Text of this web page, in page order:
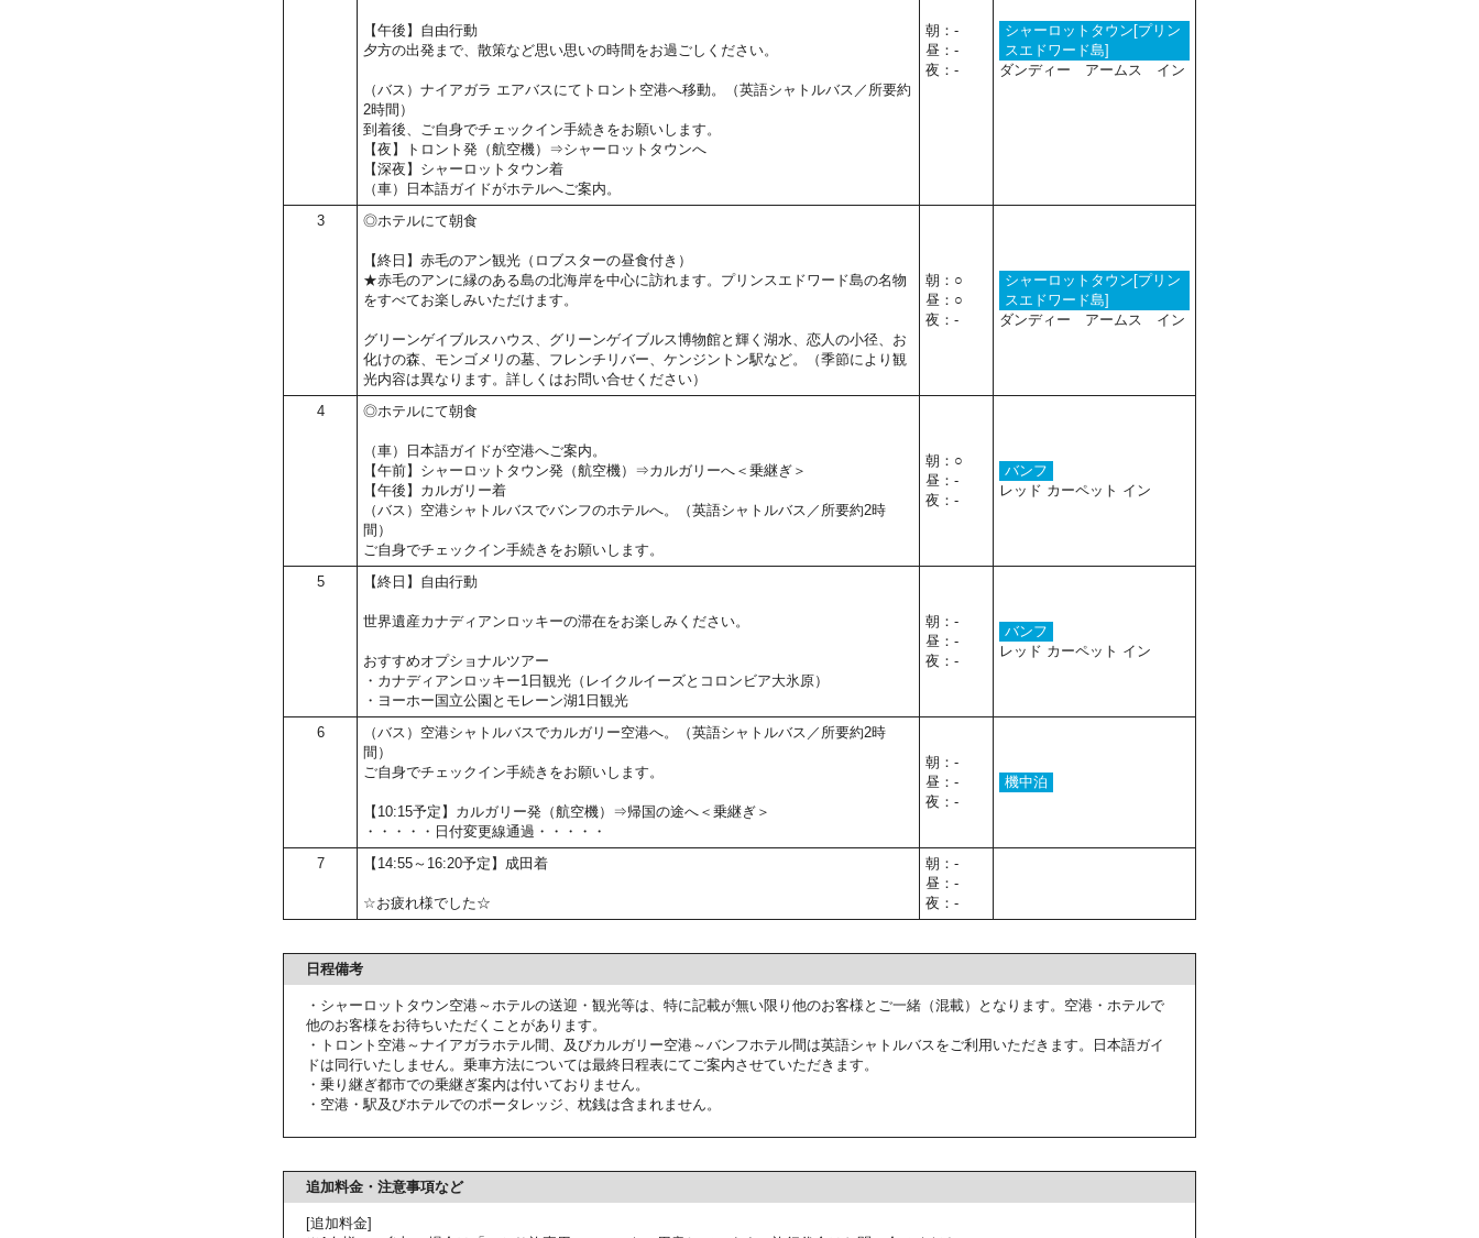
【午後】自由行動
夕方の出発まで、散策など思い思いの時間をお過ごしください。
（バス）ナイアガラ エアバスにてトロント空港へ移動。（英語シャトルバス／所要約
2時間）
到着後、ご自身でチェックイン手続きをお願いします。
【夜】トロント発（航空機）⇒シャーロットタウンへ
【深夜】シャーロットタウン着
（車）日本語ガイドがホテルへご案内。
朝：-
昼：-
夜：-
シャーロットタウン[プリン
スエドワード島]
ダンディー アームス イン
3 ◎ホテルにて朝食
【終日】赤毛のアン観光（ロブスターの昼食付き）
★赤毛のアンに縁のある島の北海岸を中心に訪れます。プリンスエドワード島の名物
をすべてお楽しみいただけます。
グリーンゲイブルスハウス、グリーンゲイブルス博物館と輝く湖水、恋人の小径、お
化けの森、モンゴメリの墓、フレンチリバー、ケンジントン駅など。（季節により観
光内容は異なります。詳しくはお問い合せください）
朝：○
昼：○
夜：-
シャーロットタウン[プリン
スエドワード島]
ダンディー アームス イン
4 ◎ホテルにて朝食
（車）日本語ガイドが空港へご案内。
【午前】シャーロットタウン発（航空機）⇒カルガリーへ＜乗継ぎ＞
【午後】カルガリー着
（バス）空港シャトルバスでバンフのホテルへ。（英語シャトルバス／所要約2時
間）
ご自身でチェックイン手続きをお願いします。
朝：○
昼：-
夜：-
バンフ
レッド カーペット イン
5 【終日】自由行動
世界遺産カナディアンロッキーの滞在をお楽しみください。
おすすめオプショナルツアー
・カナディアンロッキー1日観光（レイクルイーズとコロンビア大氷原）
・ヨーホー国立公園とモレーン湖1日観光
朝：-
昼：-
夜：-
バンフ
レッド カーペット イン
6
（バス）空港シャトルバスでカルガリー空港へ。（英語シャトルバス／所要約2時
間）
ご自身でチェックイン手続きをお願いします。
【10:15予定】カルガリー発（航空機）⇒帰国の途へ＜乗継ぎ＞
・・・・・日付変更線通過・・・・・
朝：-
昼：-
夜：-
機中泊
7 【14:55～16:20予定】成田着
☆お疲れ様でした☆
朝：-
昼：-
夜：-
日程備考
・シャーロットタウン空港～ホテルの送迎・観光等は、特に記載が無い限り他のお客様とご一緒（混載）となります。空港・ホテルで
他のお客様をお待ちいただくことがあります。
・トロント空港～ナイアガラホテル間、及びカルガリー空港～バンフホテル間は英語シャトルバスをご利用いただきます。日本語ガイ
ドは同行いたしません。乗車方法については最終日程表にてご案内させていただきます。
・乗り継ぎ都市での乗継ぎ案内は付いておりません。
・空港・駅及びホテルでのポータレッジ、枕銭は含まれません。
追加料金・注意事項など
[追加料金]